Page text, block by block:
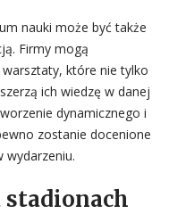
nauki może być także
Firmy mogą
które nie tylko
ich wiedzę w danej
dynamicznego i
zostanie docenione
wydarzeniu.